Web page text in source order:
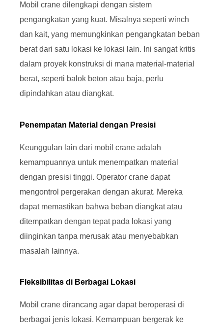
Mobil crane dilengkapi dengan sistem
pengangkatan yang kuat. Misalnya seperti winch
dan kait, yang memungkinkan pengangkatan beban
berat dari satu lokasi ke lokasi lain. Ini sangat kritis
dalam proyek konstruksi di mana material-material
berat, seperti balok beton atau baja, perlu
dipindahkan atau diangkat.
Penempatan Material dengan Presisi
Keunggulan lain dari mobil crane adalah
kemampuannya untuk menempatkan material
dengan presisi tinggi. Operator crane dapat
mengontrol pergerakan dengan akurat. Mereka
dapat memastikan bahwa beban diangkat atau
ditempatkan dengan tepat pada lokasi yang
diinginkan tanpa merusak atau menyebabkan
masalah lainnya.
Fleksibilitas di Berbagai Lokasi
Mobil crane dirancang agar dapat beroperasi di
berbagai jenis lokasi. Kemampuan bergerak ke